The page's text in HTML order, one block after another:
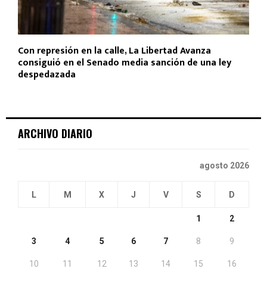
Con represión en la calle, La Libertad Avanza
consiguió en el Senado media sanción de una ley
despedazada
ARCHIVO DIARIO
agosto 2026
L M X J V S D
1 2
3 4 5 6 7 8 9
10 11 12 13 14 15 16